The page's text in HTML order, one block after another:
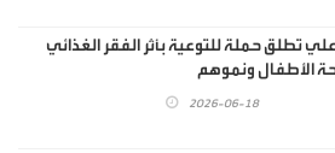
تطلق حملة للتوعية بأثر الفقر الغذائي
الأطفال ونموهم
2026-06-18